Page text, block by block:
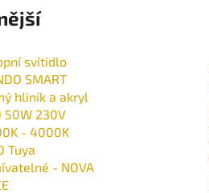
svítidlo
SMART
hliník a akryl
50W 230V
- 4000K
Tuya
- NOVA